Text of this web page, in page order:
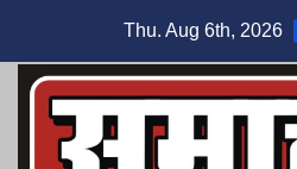
content
Thu. Aug 6th, 2026